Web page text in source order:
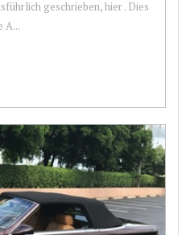
geschrieben, hier . Dies
A...